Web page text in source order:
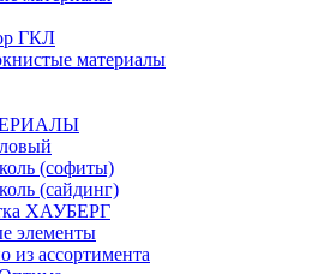
ГКЛ
материалы
(софиты)
(сайдинг)
ХАУБЕРГ
элементы
из ассортимента